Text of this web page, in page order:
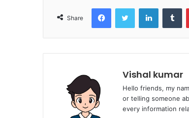
Share
FacebookTwitter LinkedIn
Vishal kumar
Hello friends, my
or telling someone
every information